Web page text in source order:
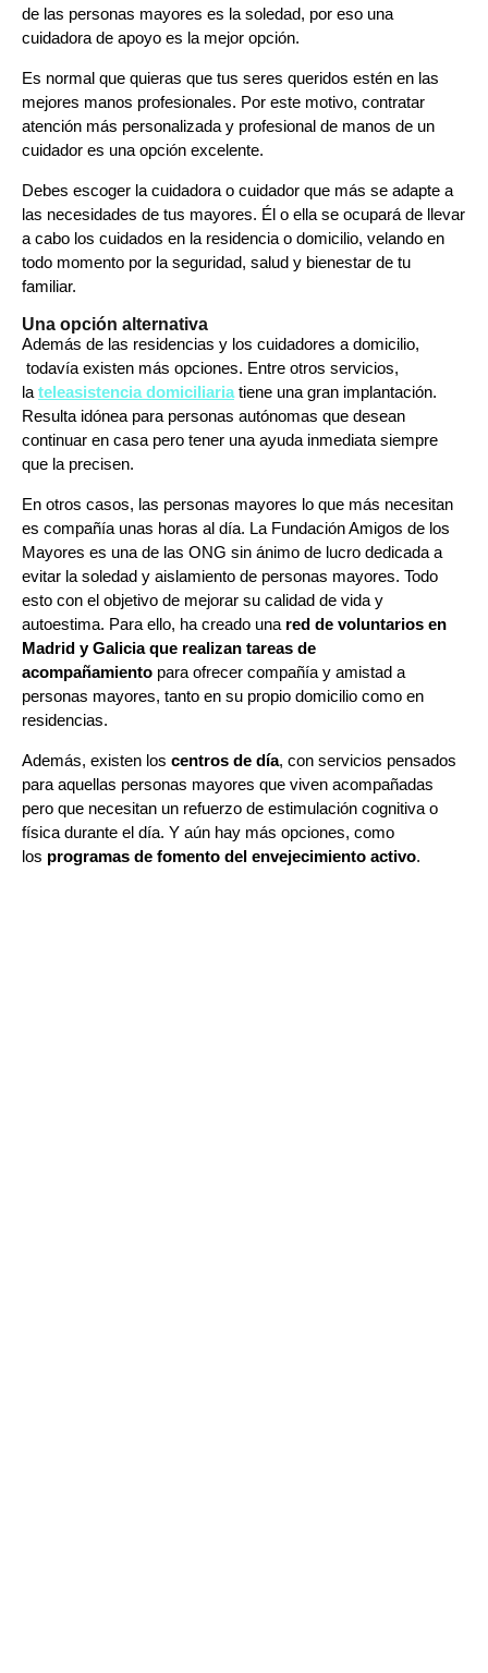
de las personas mayores es la soledad, por eso una
cuidadora de apoyo es la mejor opción.
Es normal que quieras que tus seres queridos estén en las
mejores manos profesionales. Por este motivo, contratar
atención más personalizada y profesional de manos de un
cuidador es una opción excelente.
Debes escoger la cuidadora o cuidador que más se adapte a
las necesidades de tus mayores. Él o ella se ocupará de llevar
a cabo los cuidados en la residencia o domicilio, velando en
todo momento por la seguridad, salud y bienestar de tu
familiar.
Una opción alternativa
Además de las residencias y los cuidadores a domicilio,
todavía existen más opciones. Entre otros servicios,
la teleasistencia domiciliaria tiene una gran implantación.
Resulta idónea para personas autónomas que desean
continuar en casa pero tener una ayuda inmediata siempre
que la precisen.
En otros casos, las personas mayores lo que más necesitan
es compañía unas horas al día. La Fundación Amigos de los
Mayores es una de las ONG sin ánimo de lucro dedicada a
evitar la soledad y aislamiento de personas mayores. Todo
esto con el objetivo de mejorar su calidad de vida y
autoestima. Para ello, ha creado una red de voluntarios en
Madrid y Galicia que realizan tareas de
acompañamiento para ofrecer compañía y amistad a
personas mayores, tanto en su propio domicilio como en
residencias.
Además, existen los centros de día, con servicios pensados
para aquellas personas mayores que viven acompañadas
pero que necesitan un refuerzo de estimulación cognitiva o
física durante el día. Y aún hay más opciones, como
los programas de fomento del envejecimiento activo.